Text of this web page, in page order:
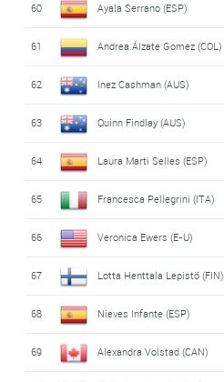
60 Ayala Serrano (ESP)
61 Andrea Álzate Gomez (COL)
62 Inez Cashman (AUS)
63 Quinn Findlay (AUS)
64 Laura Marti Selles (ESP)
65 Francesca Pellegrini (ITA)
66 Veronica Ewers (E-U)
67 Lotta Henttala Lepistö (FIN)
68 Nieves Infante (ESP)
69 Alexandra Volstad (CAN)